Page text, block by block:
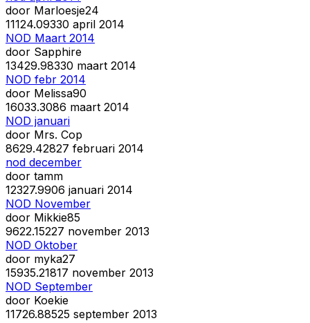
door Marloesje24
11124.09330 april 2014
NOD Maart 2014
door Sapphire
13429.98330 maart 2014
NOD febr 2014
door Melissa90
16033.3086 maart 2014
NOD januari
door Mrs. Cop
8629.42827 februari 2014
nod december
door tamm
12327.9906 januari 2014
NOD November
door Mikkie85
9622.15227 november 2013
NOD Oktober
door myka27
15935.21817 november 2013
NOD September
door Koekie
11726.88525 september 2013